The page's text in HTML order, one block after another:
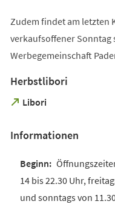
Zudem findet am letzten
verkaufsoffener Sonntag
Werbegemeinschaft
Herbstlibori
Libori
(Öffnet
neuen
Informationen
14 bis 22.30 Uhr,
und sonntags von